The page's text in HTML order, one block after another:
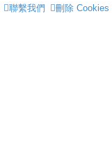
刪除 Cookies
聯繫我們